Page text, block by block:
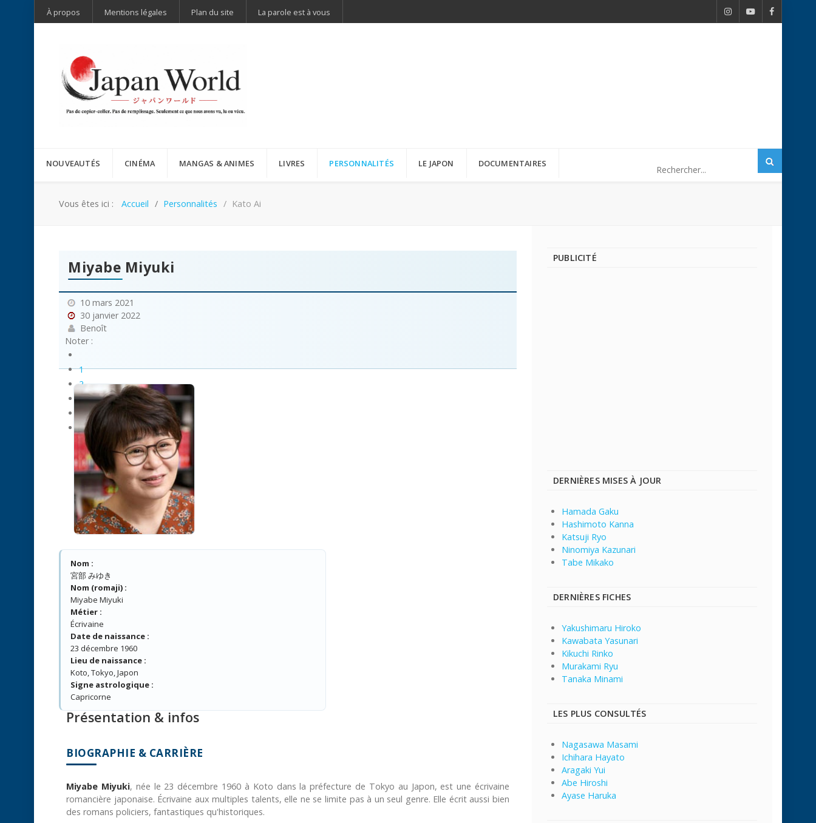
À propos Mentions légales Plan du site La parole est à vous
NOUVEAUTÉS CINÉMA MANGAS & ANIMES LIVRES PERSONNALITÉS LE JAPON DOCUMENTAIRES
Vous êtes ici : Accueil Personnalités Kato Ai
Miyabe Miyuki
10 mars 2021
30 janvier 2022
Benoît
Noter :
1
2
3
4
5
Nom :
宮部 みゆき
Nom (romaji) :
Miyabe Miyuki
Métier :
Écrivaine
Date de naissance :
23 décembre 1960
Lieu de naissance :
Koto, Tokyo, Japon
Signe astrologique :
Capricorne
Présentation & infos
BIOGRAPHIE & CARRIÈRE
Miyabe Miyuki, née le 23 décembre 1960 à Koto dans la préfecture de Tokyo au Japon, est une écrivaine
romancière japonaise. Écrivaine aux multiples talents, elle ne se limite pas à un seul genre. Elle écrit aussi bien
des romans policiers, fantastiques qu'historiques.
PUBLICITÉ
DERNIÈRES MISES À JOUR
Hamada Gaku
Hashimoto Kanna
Katsuji Ryo
Ninomiya Kazunari
Tabe Mikako
DERNIÈRES FICHES
Yakushimaru Hiroko
Kawabata Yasunari
Kikuchi Rinko
Murakami Ryu
Tanaka Minami
LES PLUS CONSULTÉS
Nagasawa Masami
Ichihara Hayato
Aragaki Yui
Abe Hiroshi
Ayase Haruka